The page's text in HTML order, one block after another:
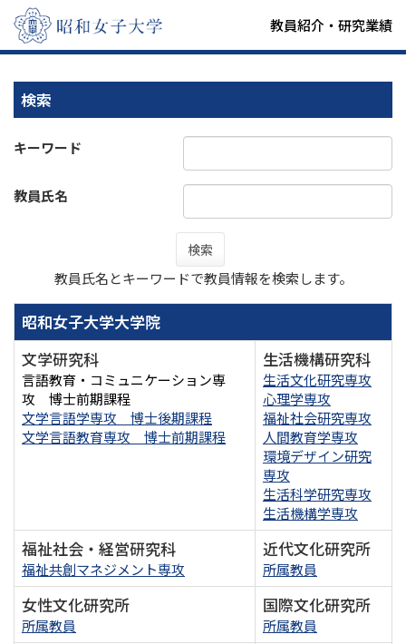
教員紹介・研究業績
検索
キーワード
教員氏名
検索
教員氏名とキーワードで教員情報を検索します。
昭和女子大学大学院
文学研究科
言語教育・コミュニケーション専
攻 博士前期課程
文学言語学専攻 博士後期課程
文学言語教育専攻 博士前期課程
生活機構研究科
生活文化研究専攻
心理学専攻
福祉社会研究専攻
人間教育学専攻
環境デザイン研究
専攻
生活科学研究専攻
生活機構学専攻
福祉社会・経営研究科
福祉共創マネジメント専攻
近代文化研究所
所属教員
女性文化研究所
所属教員
国際文化研究所
所属教員